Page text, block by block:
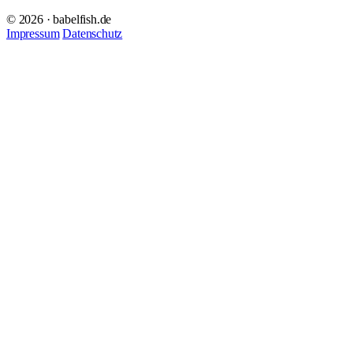
© 2026 · babelfish.de
Impressum Datenschutz